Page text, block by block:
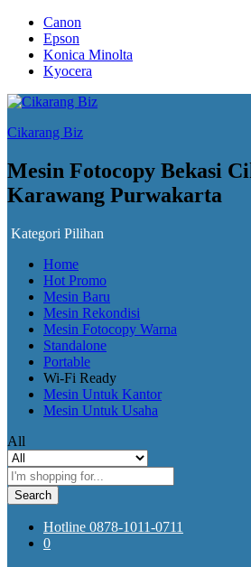
Canon
Epson
Konica Minolta
Kyocera
Cikarang Biz
Mesin Fotocopy Bekasi
Karawang Purwakarta
Kategori Pilihan
Home
Hot Promo
Mesin Baru
Mesin Rekondisi
Mesin Fotocopy Warna
Standalone
Portable
Wi-Fi Ready
Mesin Untuk Kantor
Mesin Untuk Usaha
All
Search
Hotline 0878-1011-0711
0